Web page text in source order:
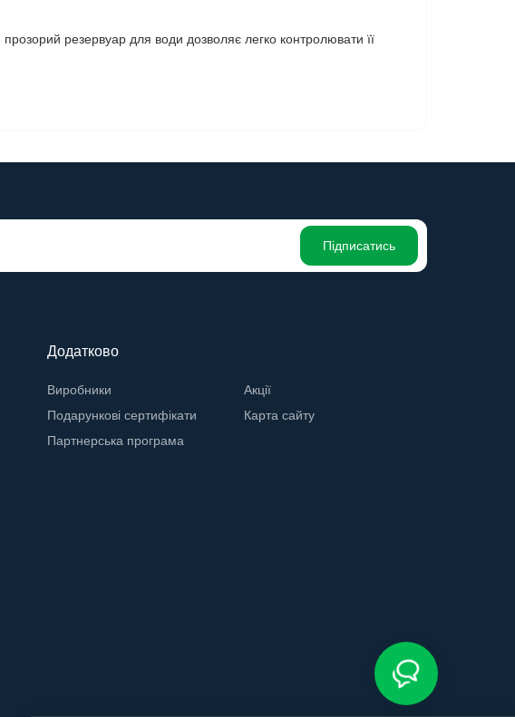
резервуар для води дозволяє легко контролювати її
Підписатись
Додатково
Виробники
Подарункові сертифікати
Партнерська програма
Акції
Карта сайту